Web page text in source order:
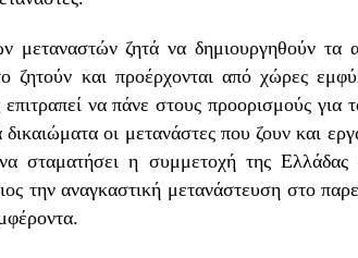
ζητά να δημιουργηθούν τα
ζητούν και προέρχονται από χώρες
να πάνε στους προορισμούς για
οι μετανάστες που ζουν και
η συμμετοχή της Ελλάδας
την αναγκαστική μετανάστευση στο